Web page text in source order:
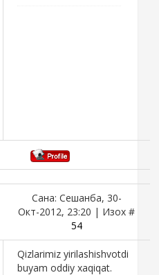
Сана: Сешанба, 30-
Окт-2012, 23:20 | Изох #
54
Qizlarimiz yirilashishvotdi
buyam oddiy xaqiqat.